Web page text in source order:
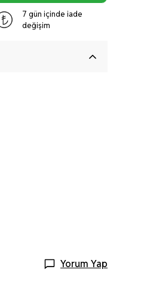
7 gün içinde iade
değişim
Yorum Yap